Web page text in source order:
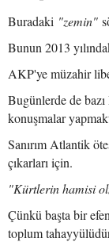
Buradaki "zemin"
Bunun 2013
AKP'ye müzahir
Bugünlerde de
konuşmalar
Sanırım Atlantik
çıkarları için.
"Kürtlerin hamisi
Çünkü başta bir
toplum